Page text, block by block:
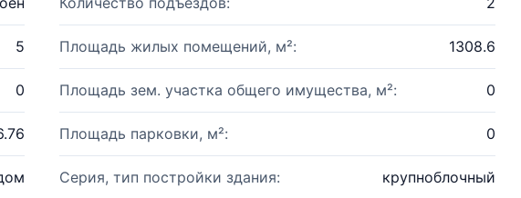
5 Площадь жилых помещений, м²: 1308.6
0 Площадь зем. участка общего имущества, м²: 0
Площадь парковки, м²: 0
Серия, тип постройки здания: крупноблочный